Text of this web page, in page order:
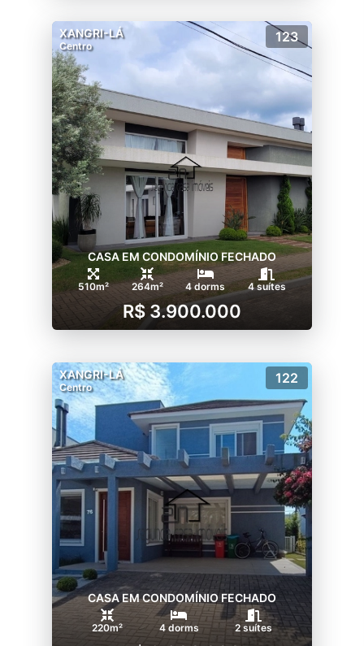
XANGRI-LÁ
Centro
123
CASA EM CONDOMÍNIO FECHADO
510m² 264m² 4 dorms 4 suítes
R$ 3.900.000
XANGRI-LÁ
Centro
122
CASA EM CONDOMÍNIO FECHADO
220m² 4 dorms 2 suítes